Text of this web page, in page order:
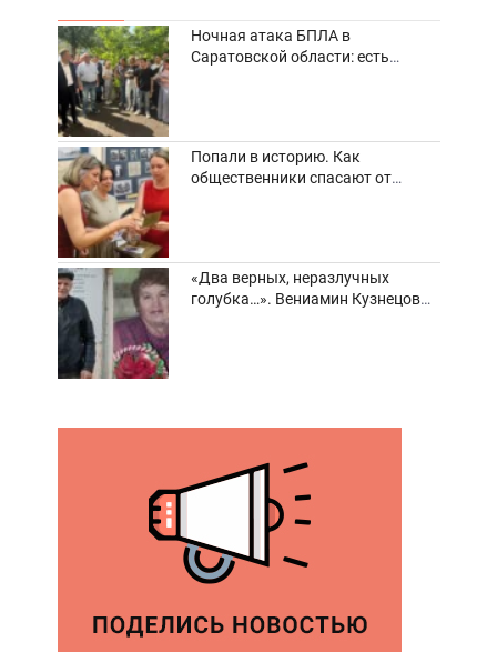
Ночная атака БПЛА в
Саратовской области: есть
Попали в историю. Как
общественники спасают от
«Два верных, неразлучных
голубка…». Вениамин Кузнецов